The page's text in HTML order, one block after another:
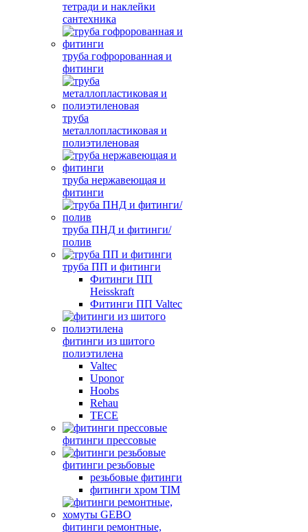
тетради и наклейки
сантехника
труба гофророванная и
фитинги
труба
металлопластиковая и
полиэтиленовая
труба нержавеющая и
фитинги
труба ПНД и фитинги/
полив
труба ПП и фитинги
Фитинги ПП
Heisskraft
Фитинги ПП Valtec
фитинги из шитого
полиэтилена
Valtec
Uponor
Hoobs
Rehau
TECE
фитинги прессовые
фитинги резьбовые
резьбовые фитинги
фитинги хром TIM
фитинги ремонтные,